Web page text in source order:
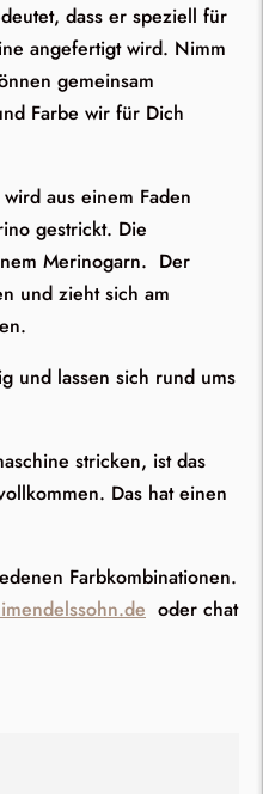
dass er speziell für
angefertigt wird. Nimm
gemeinsam
Farbe wir für Dich
aus einem Faden
gestrickt. Die
Merinogarn. Der
und zieht sich am
und lassen sich rund ums
stricken, ist das
Das hat einen
Farbkombinationen.
oder chat